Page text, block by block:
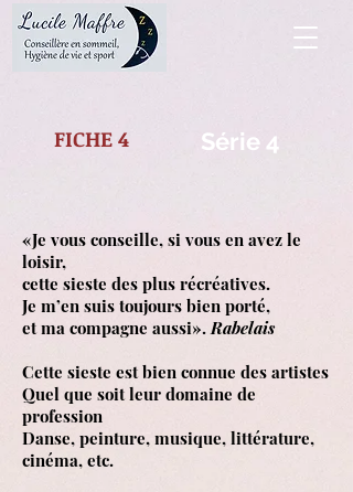
Série 4
«Je vous conseille, si vous en avez le
loisir,
cette sieste des plus récréatives.
Je m’en suis toujours bien porté,
et ma compagne aussi».Rabelais
Cette sieste est bien connue des artistes
Quel que soit leur domaine de
profession
Danse, peinture, musique, littérature,
cinéma, etc.
FICHE 4